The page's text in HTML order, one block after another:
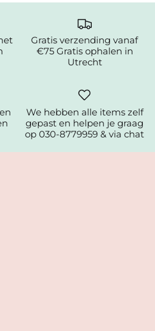
Gratis verzending vanaf
€75 Gratis ophalen in
Utrecht
We hebben alle items zelf
gepast en helpen je graag
op 030-8779959 & via chat